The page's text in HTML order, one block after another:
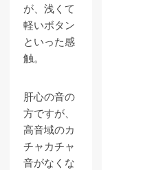
が、浅くて
軽いボタン
といった感
触。
肝心の音の
方ですが、
高音域のカ
チャカチャ
音がなくな